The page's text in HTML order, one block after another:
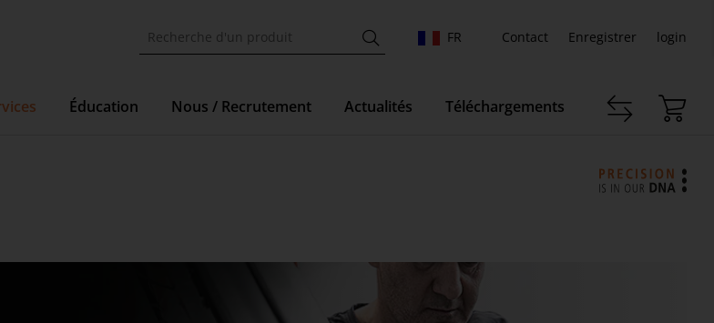
FR Contact Enregistrer login
Éducation Nous / Recrutement Actualités Téléchargements